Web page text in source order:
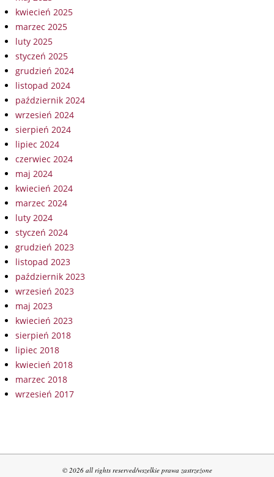
kwiecień 2025
marzec 2025
luty 2025
styczeń 2025
grudzień 2024
listopad 2024
październik 2024
wrzesień 2024
sierpień 2024
lipiec 2024
czerwiec 2024
maj 2024
kwiecień 2024
marzec 2024
luty 2024
styczeń 2024
grudzień 2023
listopad 2023
październik 2023
wrzesień 2023
maj 2023
kwiecień 2023
sierpień 2018
lipiec 2018
kwiecień 2018
marzec 2018
wrzesień 2017
© 2026 all rights reserved/wszelkie prawa zastrzeżone